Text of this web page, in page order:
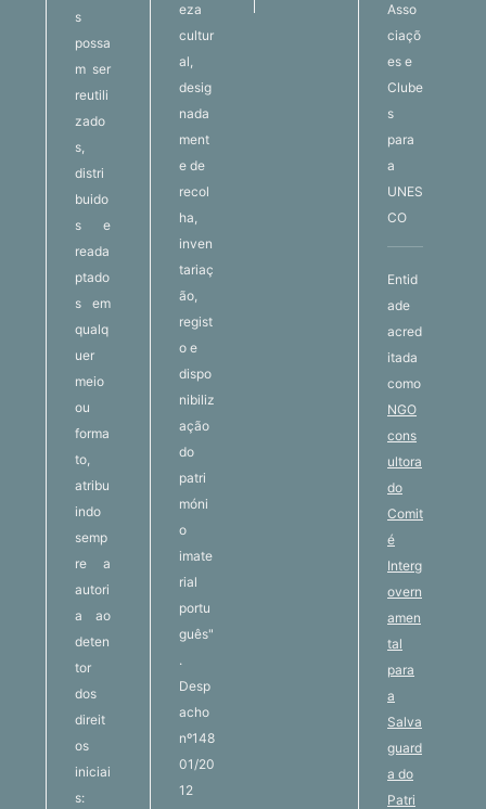
s
possa
m ser
reutili
zado
s,
distri
buido
s e
reada
ptado
s em
qualq
uer
meio
ou
forma
to,
atribu
indo
semp
re a
autori
a ao
deten
tor
dos
direit
os
iniciai
s:
eza
cultur
al,
desig
nada
ment
e de
recol
ha,
inven
tariaç
ão,
regist
o e
dispo
nibiliz
ação
do
patri
móni
o
imate
rial
portu
guês"
.
Desp
acho
nº148
01/20
12
Asso
ciaçõ
es e
Clube
s
para
a
UNES
CO
Entid
ade
acred
itada
como
NGO
cons
ultora
do
Comit
é
Interg
overn
amen
tal
para
a
Salva
guard
a do
Patri